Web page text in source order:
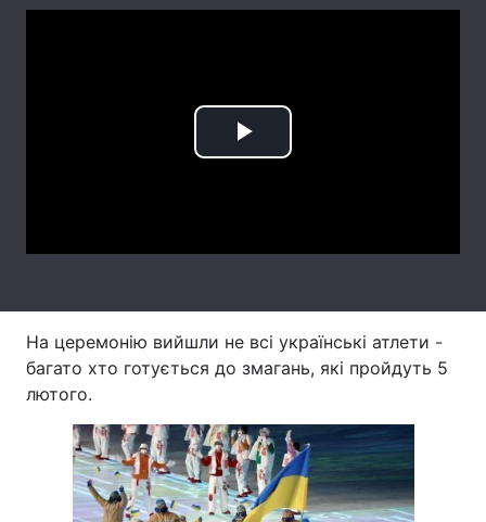
Контакти
Послуги
Play
На церемонію вийшли не всі українські атлети -
багато хто готується до змагань, які пройдуть 5
лютого.